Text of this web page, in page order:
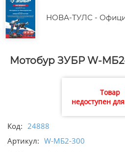
НОВА-ТУЛС -
Мотобур ЗУБР W-
Товар
недоступен
Код: 24888
Артикул: W-МБ2-300